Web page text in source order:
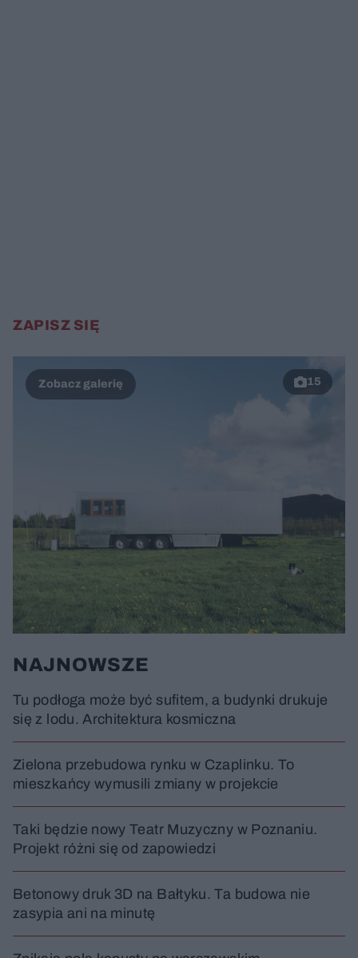
ZAPISZ SIĘ
15
NAJNOWSZE
Tu podłoga może być sufitem, a budynki drukuje
się z lodu. Architektura kosmiczna
Zielona przebudowa rynku w Czaplinku. To
mieszkańcy wymusili zmiany w projekcie
Taki będzie nowy Teatr Muzyczny w Poznaniu.
Projekt różni się od zapowiedzi
Betonowy druk 3D na Bałtyku. Ta budowa nie
zasypia ani na minutę